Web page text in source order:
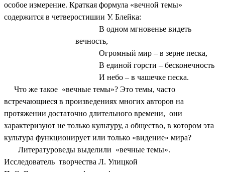
особое измерение. Краткая формула «вечной темы»
содержится в четверостишии У. Блейка:
В одном мгновенье видеть
вечность,
Огромный мир – в зерне песка,
В единой горсти – бесконечность
И небо – в чашечке песка.
Что же такое «вечные темы»? Это темы, часто
встречающиеся в произведениях многих авторов на
протяжении достаточно длительного времени, они
характеризуют не только культуру, а общество, в котором эта
культура функционирует или только «видение» мира?
Литературоведы выделили «вечные темы».
Исследователь творчества Л. Улицкой